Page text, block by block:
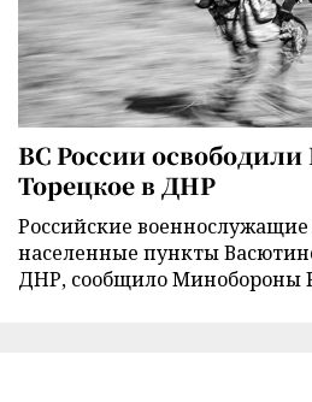
ВС России
Торецкое в ДНР
Российские
населенные пункты
ДНР, сообщило Минобороны